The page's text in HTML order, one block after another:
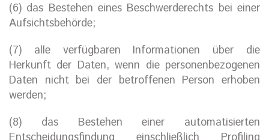
(6) das Bestehen eines Beschwerderechts bei einer
Aufsichtsbehörde;
(7) alle verfügbaren Informationen über die
Herkunft der Daten, wenn die personenbezogenen
Daten nicht bei der betroffenen Person erhoben
werden;
(8) das Bestehen einer automatisierten